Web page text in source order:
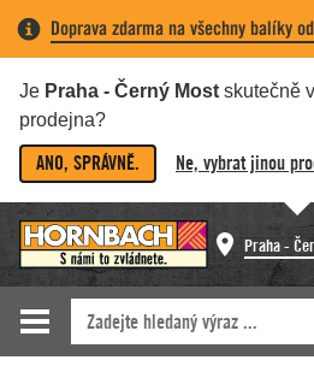
Doprava zdarma na všechny balíky
Je Praha - Černý Most skutečně
prodejna?
ANO, SPRÁVNĚ. Ne, vybrat jinou
Praha -